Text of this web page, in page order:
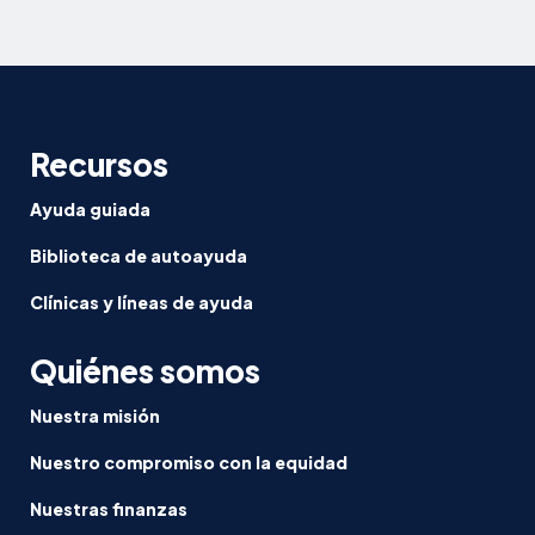
Recursos
Ayuda guiada
Biblioteca de autoayuda
Clínicas y líneas de ayuda
Quiénes somos
Nuestra misión
Nuestro compromiso con la equidad
Nuestras finanzas